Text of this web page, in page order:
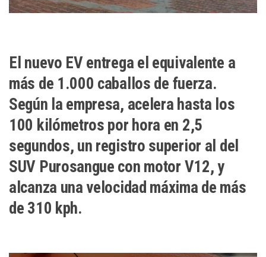
El nuevo EV entrega el equivalente a
más de 1.000 caballos de fuerza.
Según la empresa, acelera hasta los
100 kilómetros por hora en 2,5
segundos, un registro superior al del
SUV Purosangue con motor V12, y
alcanza una velocidad máxima de más
de 310 kph.